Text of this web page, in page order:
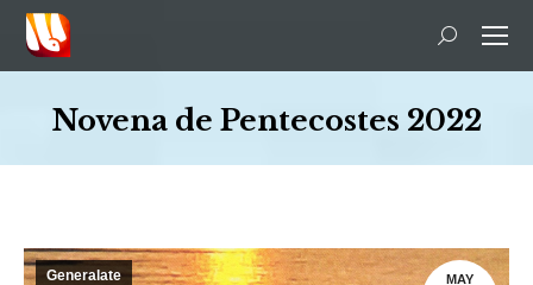
Search:
Novena de Pentecostes 2022
MAY
Generalate